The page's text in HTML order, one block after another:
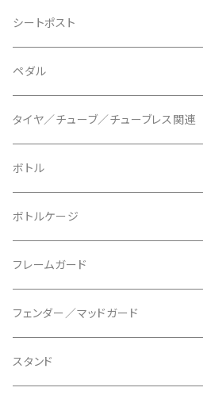
BLB/ビーエルビー
BLUEGRASS/ブルーグラス
BONTRAGER/ボントレガー
BURGTEC/バーグテック
BUSCH＋MULLER/ブッシュ＆ミュラー
CAMELBAK/キャメルバッグ
CERAMIC SPEED/セラミックスピード
CHRIS KING/クリスキング
チェーンガイド／キャッチャー
チェーンリング
ディスクブレーキ
ブレーキローター
ブレーキパッド
ディレーラーハンガー
トップキャップ
ベル
ボトムブラケット
リアディレーラー
グリップカラー / バーエンドキャップ
シートポスト
ドロッパーポスト
シートクランプ
ペダル
ビンディングペダル
フラットペダル
クリート
タイヤ／チューブ／チューブレス関連
700c
29" / 27.5"
〜26"
タイヤインサート
リムテープ
ボトル
ボトルケージ
フレームガード
フェンダー／マッドガード
スタンド